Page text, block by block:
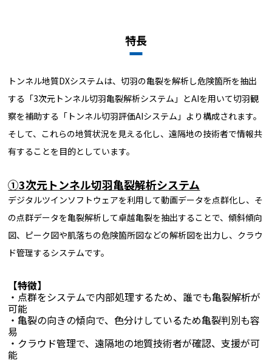
特長
トンネル地質DXシステムは、切羽の亀裂を解析し危険箇所を抽出
する「3次元トンネル切羽亀裂解析システム」とAIを用いて切羽観
察を補助する「トンネル切羽評価AIシステム」より構成されます。
そして、これらの地質状況を見える化し、遠隔地の技術者で情報共
有することを目的としています。
①3次元トンネル切羽亀裂解析システム
デジタルツインソフトウェアを利用して動画データを点群化し、そ
の点群データを亀裂解析して卓越亀裂を抽出することで、傾斜傾向
図、ピーク図や肌落ちの危険箇所図などの解析図を出力し、クラウ
ド管理するシステムです。
【特徴】
・点群をシステムで内部処理するため、誰でも亀裂解析が
可能
・亀裂の向きの傾向で、色分けしているため亀裂判別も容
易
・クラウド管理で、遠隔地の地質技術者が確認、支援が可
能